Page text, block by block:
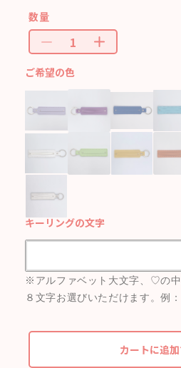
数量
ご希望の色
キーリングの文字
※アルファベット大文字、♡の
８文字お選びいただけます。例
カートに追